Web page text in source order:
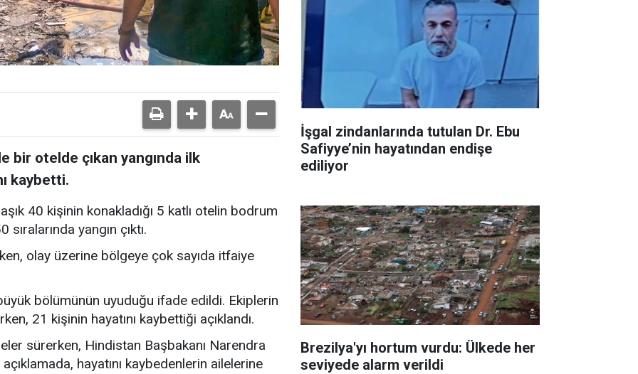
bir otelde çıkan yangında ilk
kaybetti.
40 kişinin konakladığı 5 katlı otelin bodrum
yangın çıktı.
olay üzerine bölgeye çok sayıda itfaiye
bölümünün uyuduğu ifade edildi. Ekiplerin
21 kişinin hayatını kaybettiği açıklandı.
sürerken, Hindistan Başbakanı Narendra
hayatını kaybedenlerin ailelerine
İşgal zindanlarında tutulan Dr. Ebu
Safiyye’nin hayatından endişe
ediliyor
Brezilya'yı hortum vurdu: Ülkede her
seviyede alarm verildi